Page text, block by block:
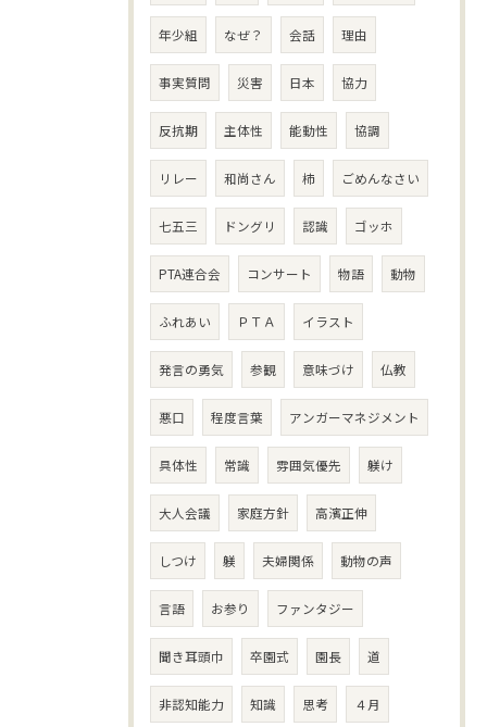
年少組 なぜ？ 会話 理由
事実質問 災害 日本 協力
反抗期 主体性 能動性 協調
リレー 和尚さん 柿 ごめんなさい
七五三 ドングリ 認識 ゴッホ
PTA連合会 コンサート 物語 動物
ふれあい ＰＴＡ イラスト
発言の勇気 参観 意味づけ 仏教
悪口 程度言葉 アンガーマネジメント
具体性 常識 雰囲気優先 躾け
大人会議 家庭方針 高濱正伸
しつけ 躾 夫婦関係 動物の声
言語 お参り ファンタジー
聞き耳頭巾 卒園式 園長 道
非認知能力 知識 思考 ４月